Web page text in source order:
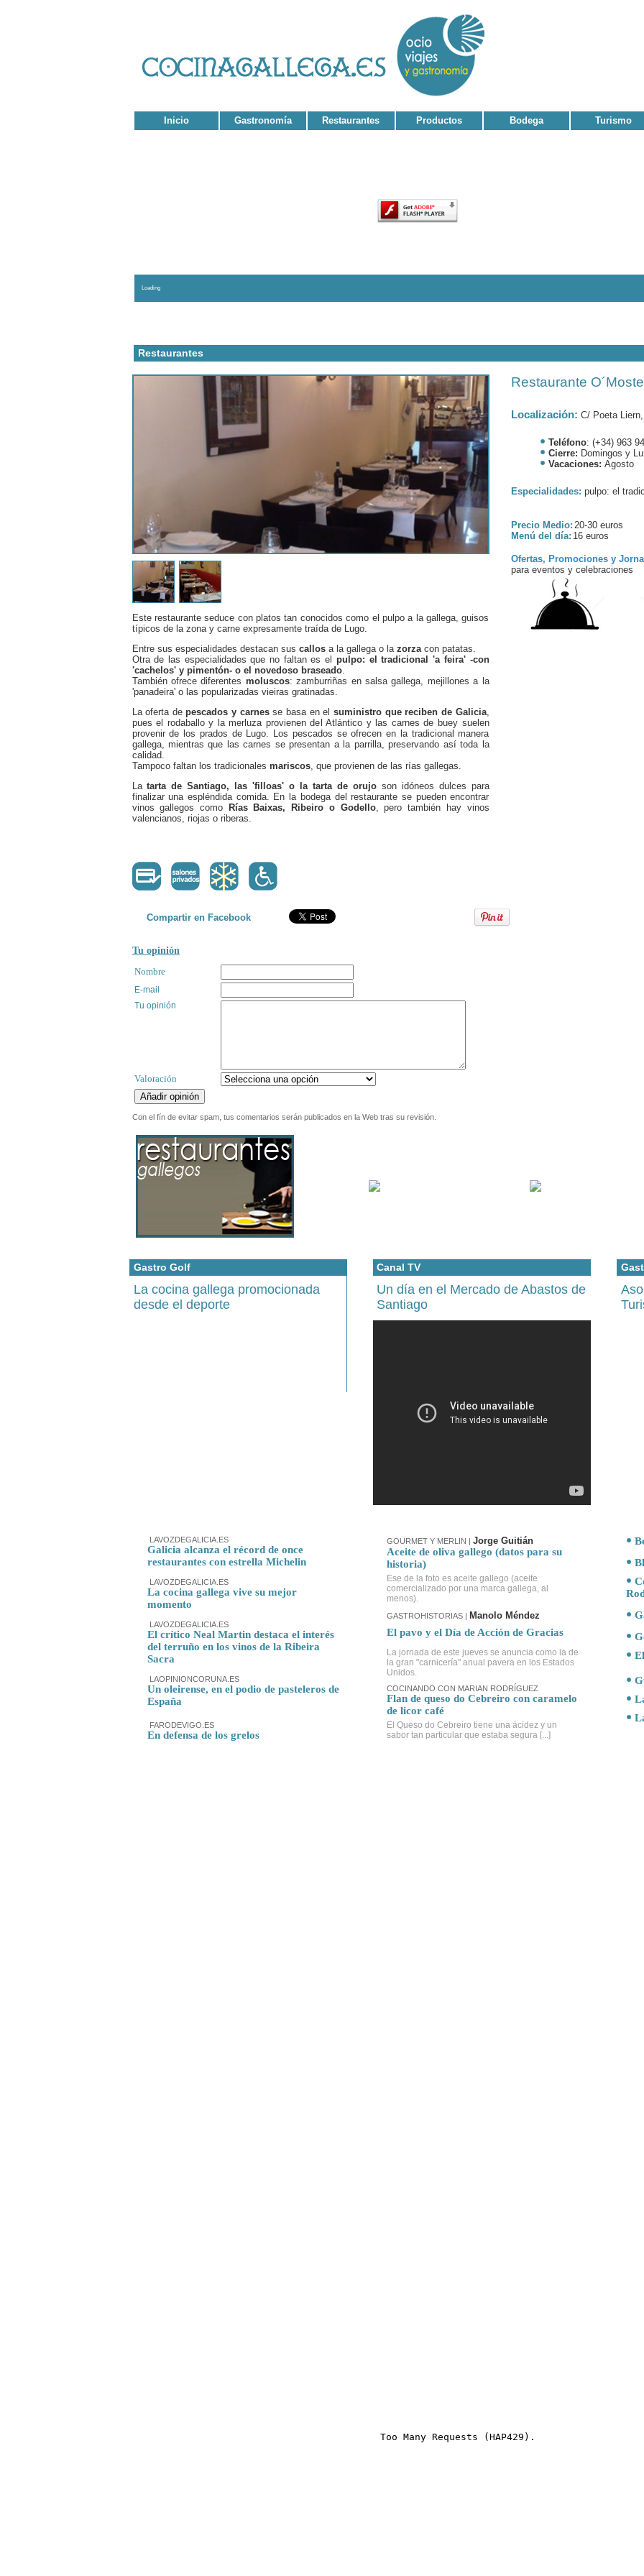
Inicio Gastronomía Restaurantes Productos Bodega Turismo
Loading
Restaurantes
Restaurante
Localización: C/ Poeta
Teléfono: (+34) 963
Cierre: Domingos y
Vacaciones: Agosto
Especialidades: pulpo: el
Precio Medio: 20-30 euros
Menú del día: 16 euros
Ofertas, Promociones y
para eventos y celebraciones
Este restaurante seduce con platos tan conocidos como el pulpo a la gallega, guisos
típicos de la zona y carne expresamente traída de Lugo.
Entre sus especialidades destacan sus callosa la gallega o la zorzacon patatas.
Otra de las especialidades que no faltan es el pulpo: el tradicional 'a feira' -con
'cachelos' y pimentón- o el novedoso braseado.
También ofrece diferentes moluscos: zamburriñas en salsa gallega, mejillones a la
'panadeira' o las popularizadas vieiras gratinadas.
La oferta depescados y carnesse basa en el suministro que reciben de Galicia,
pues el rodaballo y la merluza provienen del Atlántico y las carnes de buey suelen
provenir de los prados de Lugo. Los pescados se ofrecen en la tradicional manera
gallega, mientras que las carnes se presentan a la parrilla, preservando así toda la
calidad.
Tampoco faltan los tradicionales mariscos, que provienen de las rías gallegas.
Latarta de Santiago, las 'filloas' o la tarta de orujoson idóneos dulces para
finalizar una espléndida comida. En la bodega del restaurante se pueden encontrar
vinos gallegos comoRías Baixas, Ribeiro o Godello, pero también hay vinos
valencianos, riojas o riberas.
Compartir en Facebook
Tu opinión
Nombre
E-mail
Tu opinión
Valoración
Con el fín de evitar spam, tus comentarios serán publicados en la Web tras su revisión.
Gastro Golf
La cocina gallega promocionada
desde el deporte
Canal TV
Un día en el Mercado de Abastos de
Santiago
LAVOZDEGALICIA.ES
Galicia alcanza el récord de once
restaurantes con estrella Michelin
LAVOZDEGALICIA.ES
La cocina gallega vive su mejor
momento
LAVOZDEGALICIA.ES
El crítico Neal Martin destaca el interés
del terruño en los vinos de la Ribeira
Sacra
LAOPINIONCORUNA.ES
Un oleirense, en el podio de pasteleros de
España
FARODEVIGO.ES
En defensa de los grelos
GOURMET Y MERLIN | Jorge Guitián
Aceite de oliva gallego (datos para su
historia)
Ese de la foto es aceite gallego (aceite
comercializado por una marca gallega, al
menos).
GASTROHISTORIAS | Manolo Méndez
El pavo y el Día de Acción de Gracias
La jornada de este jueves se anuncia como la de
la gran "carnicería" anual pavera en los Estados
Unidos.
COCINANDO CON MARIAN RODRÍGUEZ
Flan de queso do Cebreiro con caramelo
de licor café
El Queso do Cebreiro tiene una ácidez y un
sabor tan particular que estaba segura [...]